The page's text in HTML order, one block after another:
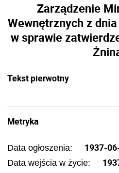
Zarządzenie
Wewnętrznych z
w sprawie
Tekst pierwotny
Metryka
Data ogłoszenia: 1937-
Data wejścia w życie: